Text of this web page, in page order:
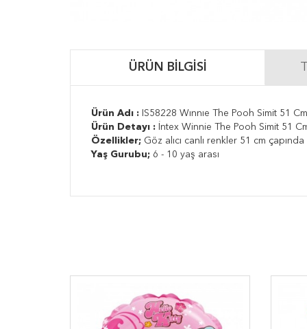
ÜRÜN BILGISI
Ürün Adı : IS58228 Wınnıe The Pooh Simit 51 Cm
Ürün Detayı : İntex Winnie The Pooh Simit 51
Özellikler; Göz alıcı canlı renkler 51 cm çapında
Yaş Gurubu; 6 - 10 yaş arası